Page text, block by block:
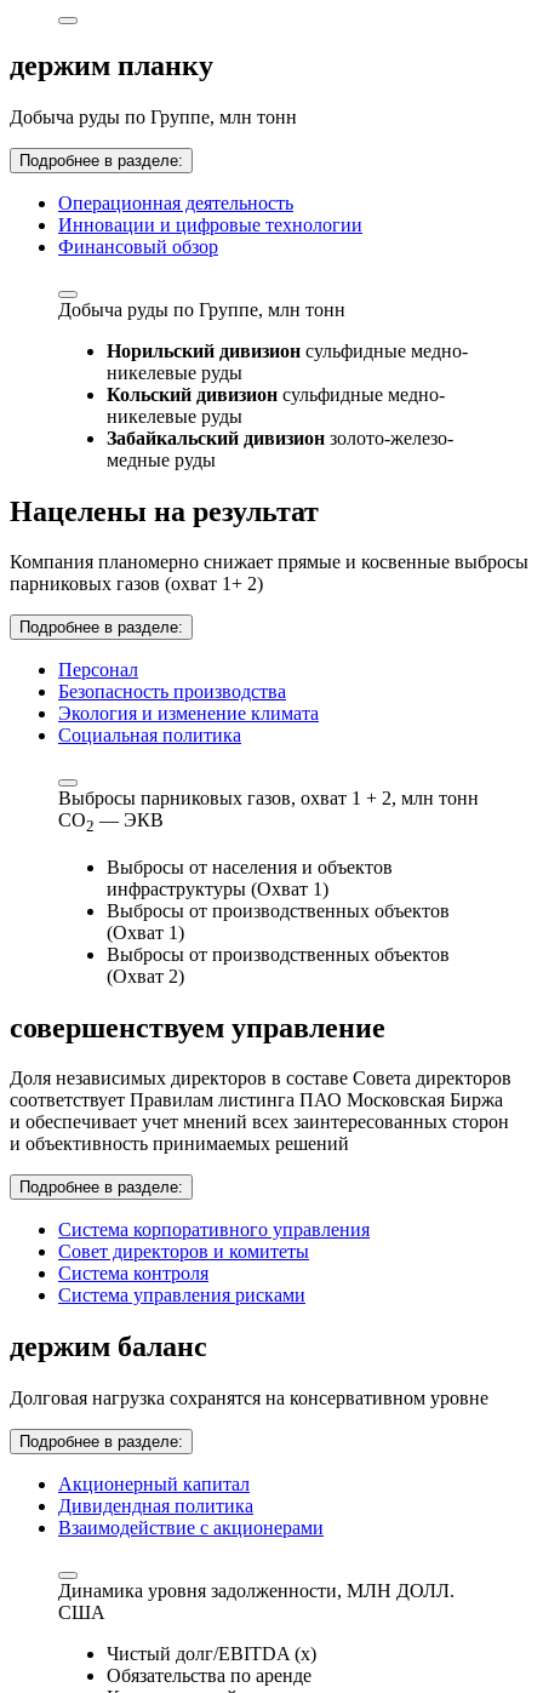
держим планку
Добыча руды по Группе, млн тонн
Подробнее в разделе:
Операционная деятельность
Инновации и цифровые технологии
Финансовый обзор
Добыча руды по Группе, млн тонн
Норильский дивизион сульфидные медно-
никелевые руды
Кольский дивизион сульфидные медно-
никелевые руды
Забайкальский дивизион золото-железо-
медные руды
Нацелены на результат
Компания планомерно снижает прямые и косвенные выбросы
парниковых газов (охват 1+ 2)
Подробнее в разделе:
Персонал
Безопасность производства
Экология и изменение климата
Социальная политика
Выбросы парниковых газов, охват 1 + 2, млн тонн
СО2 — ЭКВ
Выбросы от населения и объектов
инфраструктуры (Охват 1)
Выбросы от производственных объектов
(Охват 1)
Выбросы от производственных объектов
(Охват 2)
совершенствуем управление
Доля независимых директоров в составе Совета директоров
соответствует Правилам листинга ПАО Московская Биржа
и обеспечивает учет мнений всех заинтересованных сторон
и объективность принимаемых решений
Подробнее в разделе:
Система корпоративного управления
Совет директоров и комитеты
Система контроля
Система управления рисками
держим баланс
Долговая нагрузка сохранятся на консервативном уровне
Подробнее в разделе:
Акционерный капитал
Дивидендная политика
Взаимодействие с акционерами
Динамика уровня задолженности, МЛН ДОЛЛ.
США
Чистый долг/EBITDA (x)
Обязательства по аренде